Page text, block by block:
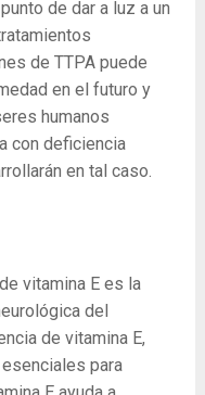
de dar a luz a un
de TTPA puede
en el futuro y
humanos
con deficiencia
en tal caso.
vitamina E es la
del
de vitamina E,
para